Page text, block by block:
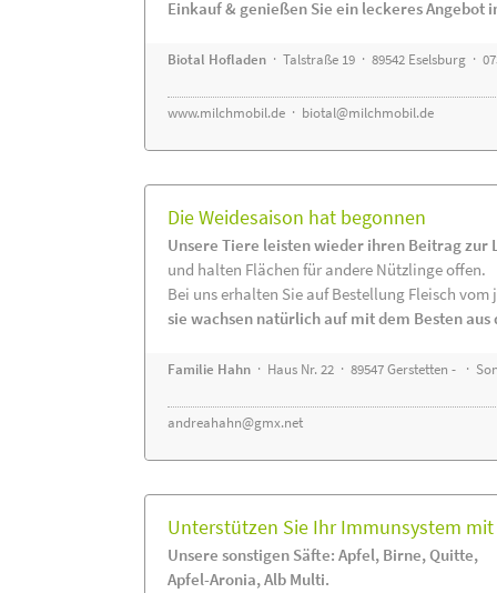
Einkauf & genießen Sie ein leckeres Angebot
Biotal Hofladen · Talstraße 19 · 89542 Eselsburg ·
www.milchmobil.de · biotal@milchmobil.de
Die Weidesaison hat begonnen
Unsere Tiere leisten wieder ihren Beitrag zur
und halten Flächen für andere Nützlinge offen.
Bei uns erhalten Sie auf Bestellung Fleisch
sie wachsen natürlich auf mit dem Besten aus
Familie Hahn · Haus Nr. 22 · 89547 Gerstetten - ·
andreahahn@gmx.net
Unterstützen Sie Ihr Immunsystem
Unsere sonstigen Säfte: Apfel, Birne, Quitte,
Apfel-Aronia, Alb Multi.